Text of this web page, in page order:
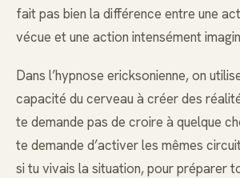
fait pas bien la différence entre une
vécue et une action intensément
Dans l’hypnose ericksonienne, on
capacité du cerveau à créer des
te demande pas de croire à quelque
te demande d’activer les mêmes
si tu vivais la situation, pour préparer